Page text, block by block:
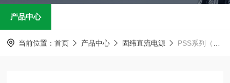
在线留言
产品中心
当前位置： 首页 产品中心 固纬直流电源 PSS系列（线性）直流电源